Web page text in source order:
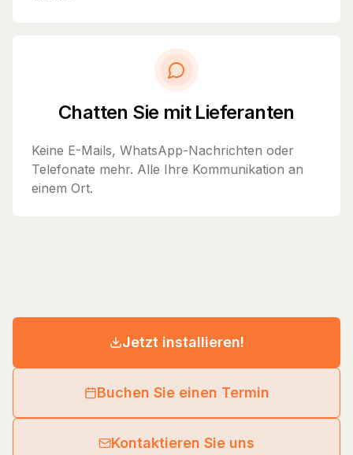
Chatten Sie mit Lieferanten
Keine E-Mails, WhatsApp-Nachrichten oder
Telefonate mehr. Alle Ihre Kommunikation an
einem Ort.
Jetzt installieren!
Buchen Sie einen Termin
Kontaktieren Sie uns